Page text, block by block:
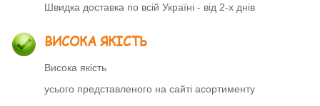
Швидка доставка по всій Україні - від 2-х днів
ВИСОКА ЯКІСТЬ
Висока якість
усього представленого на сайті асортименту